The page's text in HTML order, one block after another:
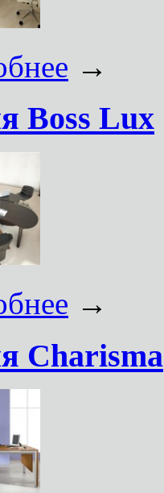
→
Boss Lux
→
Charisma